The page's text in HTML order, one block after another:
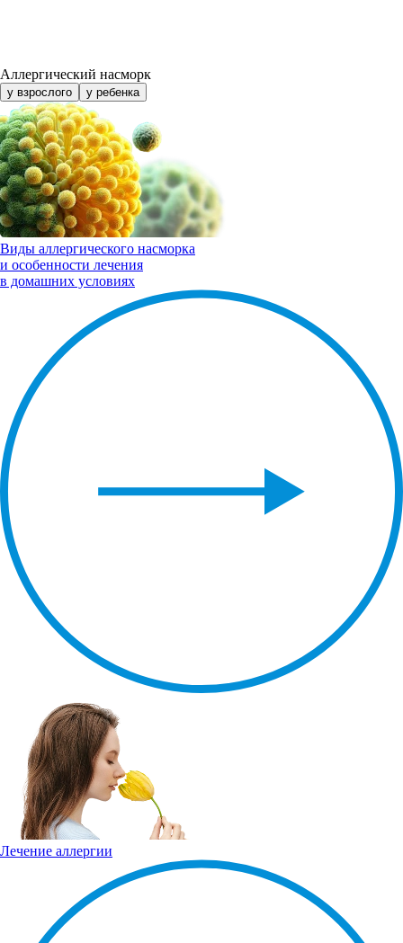
Аллергический насморк
у взрослого у ребенка
Виды аллергического насморка
и особенности лечения
в домашних условиях
Лечение аллергии